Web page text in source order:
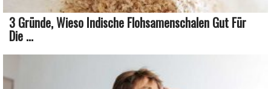
3 Gründe, Wieso Indische Flohsamenschalen Gut Für
Die ...